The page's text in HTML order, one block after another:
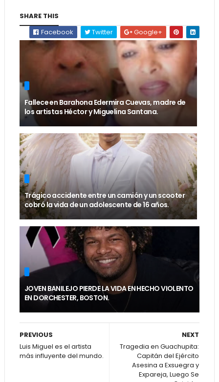
SHARE THIS
Facebook
Twitter Google+
Fallece en Barahona Edermira Cuevas, madre de
los artistas Héctor y Miguelina Santana.
Trágico accidente entre un camión y un scooter
cobró la vida de un adolescente de 16 años.
JOVEN BANILEJO PIERDE LA VIDA EN HECHO VIOLENTO
EN DORCHESTER, BOSTON.
NEXT
Tragedia en Guachupita:
Capitán del Ejército
Asesina a Exsuegra y
Expareja, Luego Se
PREVIOUS
Luis Miguel es el artista
más influyente del mundo.